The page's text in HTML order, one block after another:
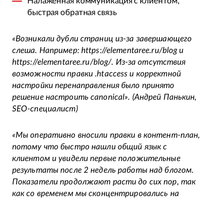
быстрая обратная связь
«Возникали дубли страниц из-за завершающего
слеша. Например: https://elementaree.ru/blog и
https://elementaree.ru/blog/. Из-за отсутствия
возможности правки .htaccess и корректной
настройки перенаправления было принято
решение настроить canonical». (Андрей Панькин,
SEO-специалист)
«Мы оперативно вносили правки в контент-план,
потому что быстро нашли общий язык с
клиентом и увидели первые положительные
результаты после 2 недель работы над блогом.
Показатели продолжают расти до сих пор, так
как со временем мы сконцентрировались на